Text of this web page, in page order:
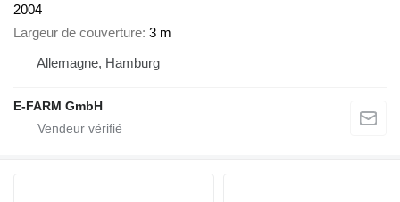
2004
Largeur de couverture 3 m
Allemagne, Hamburg
E-FARM GmbH